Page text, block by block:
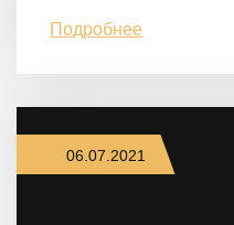
Подробнее
06.07.2021